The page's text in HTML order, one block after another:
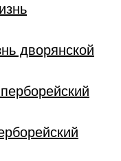
дворянской